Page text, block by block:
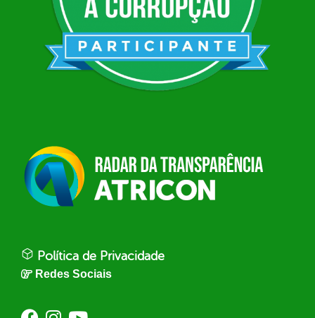
Política de Privacidade
Redes Sociais